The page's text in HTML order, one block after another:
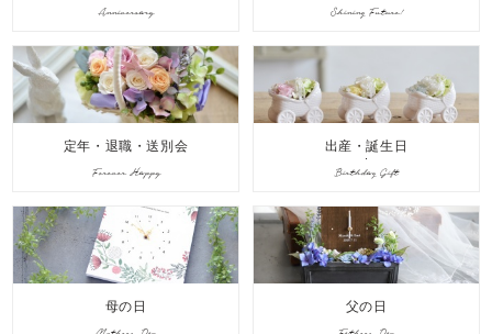
Anniversary Shining Future!
定年・退職・送別会
Forever Happy
出産・誕生日
Birthday Gift
母の日 父の日